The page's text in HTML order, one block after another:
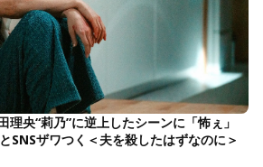
理央“莉乃”に逆上したシーンに「怖ぇ」
SNSザワつく＜夫を殺したはずなのに＞